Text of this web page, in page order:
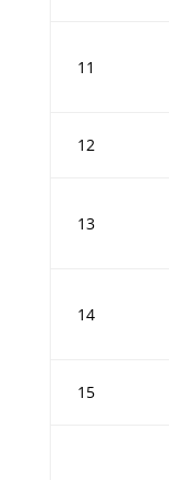
11
12
13
14
15